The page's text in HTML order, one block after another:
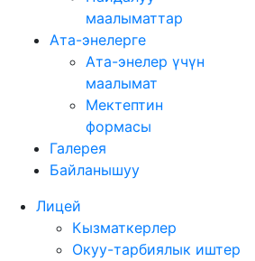
маалыматтар
Ата-энелерге
Ата-энелер үчүн
маалымат
Мектептин
формасы
Галерея
Байланышуу
Лицей
Кызматкерлер
Окуу-тарбиялык иштер